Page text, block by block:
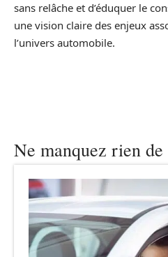
sans relâche et d’éduquer le
une vision claire des enjeux
l’univers automobile.
Ne manquez rien de